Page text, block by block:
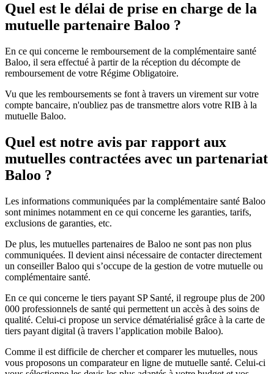
Quel est le délai de prise en charge de la
mutuelle partenaire Baloo ?
En ce qui concerne le remboursement de la complémentaire santé
Baloo, il sera effectué à partir de la réception du décompte de
remboursement de votre Régime Obligatoire.
Vu que les remboursements se font à travers un virement sur votre
compte bancaire, n'oubliez pas de transmettre alors votre RIB à la
mutuelle Baloo.
Quel est notre avis par rapport aux
mutuelles contractées avec un partenariat
Baloo ?
Les informations communiquées par la complémentaire santé Baloo
sont minimes notamment en ce qui concerne les garanties, tarifs,
exclusions de garanties, etc.
De plus, les mutuelles partenaires de Baloo ne sont pas non plus
communiquées. Il devient ainsi nécessaire de contacter directement
un conseiller Baloo qui s’occupe de la gestion de votre mutuelle ou
complémentaire santé.
En ce qui concerne le tiers payant SP Santé, il regroupe plus de 200
000 professionnels de santé qui permettent un accès à des soins de
qualité. Celui-ci propose un service dématérialisé grâce à la carte de
tiers payant digital (à travers l’application mobile Baloo).
Comme il est difficile de chercher et comparer les mutuelles, nous
vous proposons un comparateur en ligne de mutuelle santé. Celui-ci